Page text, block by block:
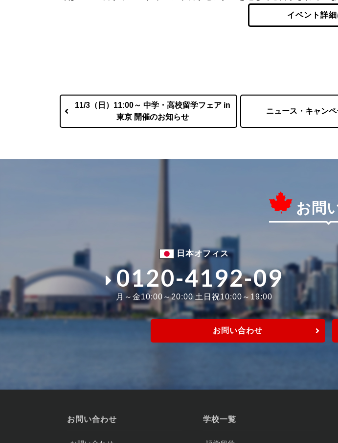
イベント詳
11/3（日）11:00～ 中学・高校留学フェア in
東京 開催のお知らせ
ニュース・キャン
お問
日本オフィス
0120-4192-09
月～金10:00～20:00 土日祝10:00～19:00
お問い合わせ
お問い合わせ 学校一覧